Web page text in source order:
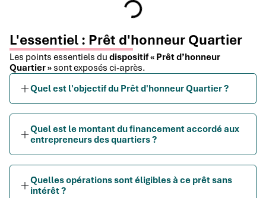
L'essentiel : Prêt d'honneur Quartier
Les points essentiels du dispositif « Prêt d’honneur
Quartier » sont exposés ci-après.
Quel est l'objectif du Prêt d'honneur Quartier ?
Quel est le montant du financement accordé aux
entrepreneurs des quartiers ?
Quelles opérations sont éligibles à ce prêt sans
intérêt ?